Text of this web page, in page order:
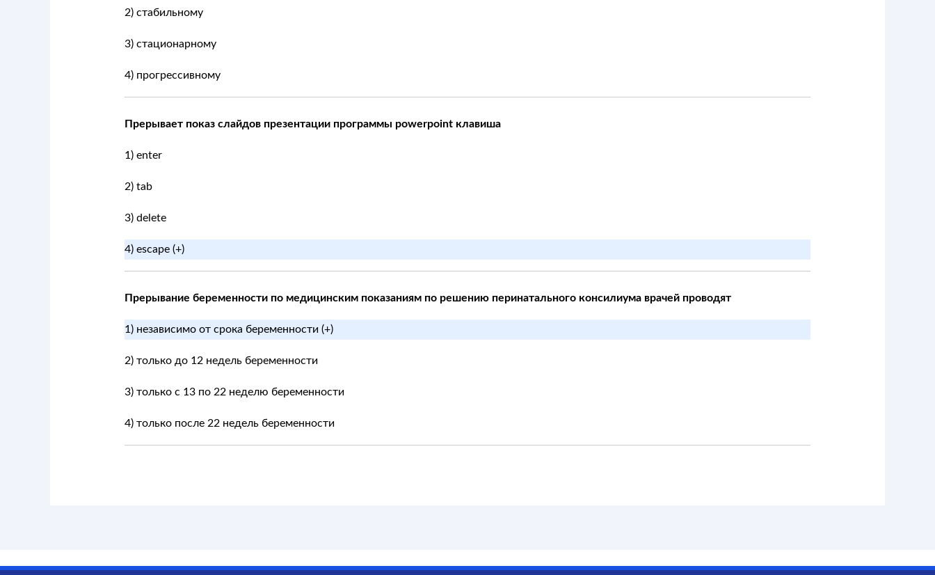
2) стабильному
3) стационарному
4) прогрессивному
Прерывает показ слайдов презентации программы powerpoint клавиша
1) enter
2) tab
3) delete
4) escape (+)
Прерывание беременности по медицинским показаниям по решению перинатального консилиума врачей проводят
1) независимо от срока беременности (+)
2) только до 12 недель беременности
3) только с 13 по 22 неделю беременности
4) только после 22 недель беременности